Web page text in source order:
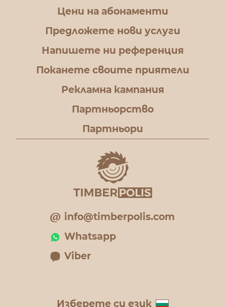
Цени на абонаменти
Предложете нови услуги
Напишете ни референция
Поканете своите приятели
Рекламна кампания
Партньорство
Партньори
info@timberpolis.com
Whatsapp
Viber
Изберете си език